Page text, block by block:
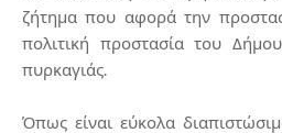
ζήτημα που αφορά την
πολιτική προστασία του
πυρκαγιάς.
Όπως είναι εύκολα